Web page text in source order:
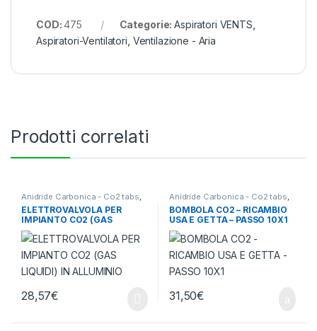
COD:475 Categorie:Aspiratori VENTS
Aspiratori-Ventilatori Ventilazione - Aria
Prodotti correlati
Anidride Carbonica - Co2 tabs,
Ventilazione - Aria
ELETTROVALVOLA PER
IMPIANTO CO2 (GAS
LIQUIDI) IN ALLUMINIO
28,57€
Anidride Carbonica - Co2 tabs,
Ventilazione - Aria
BOMBOLA CO2 – RICAMBIO
USA E GETTA – PASSO 10X1
31,50€